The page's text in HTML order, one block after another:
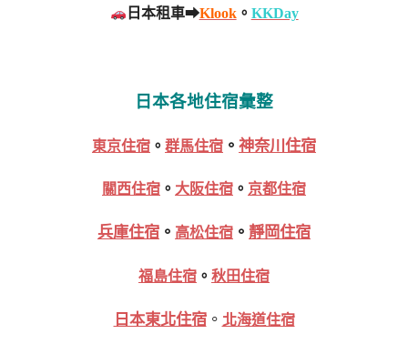
日本租車➡Klook。 KKDay
日本各地住宿彙整
東京住宿 。 群馬住宿 。 神奈川住宿
關西住宿 。 大阪住宿 。 京都住宿
兵庫住宿 。 高松住宿 。 靜岡住宿
福島住宿 。 秋田住宿
日本東北住宿。 北海道住宿